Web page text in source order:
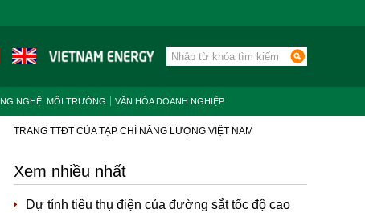
NGHỆ, MÔI TRƯỜNG VĂN HÓA DOANH NGHIỆP
TRANG TTĐT CỦA TẠP CHÍ NĂNG LƯỢNG VIỆT NAM
Xem nhiều nhất
Dự tính tiêu thụ điện của đường sắt tốc độ cao